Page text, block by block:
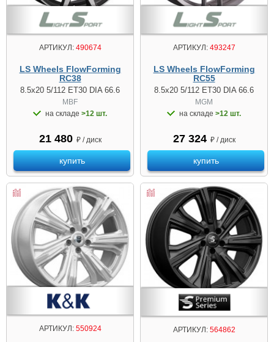
АРТИКУЛ:490674
LS Wheels FlowForming
RC38
8.5x20 5/112 ET30 DIA 66.6
MBF
на складе >12 шт.
21 480 ₽ / диск
купить
АРТИКУЛ:493247
LS Wheels FlowForming
RC55
8.5x20 5/112 ET30 DIA 66.6
MGM
на складе >12 шт.
27 324 ₽ / диск
купить
АРТИКУЛ:550924 АРТИКУЛ:564862